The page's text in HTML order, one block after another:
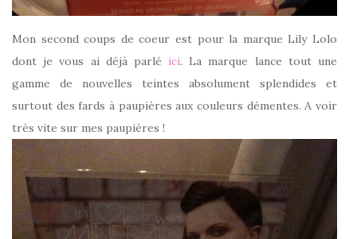
Mon second coups de coeur est pour la marque Lily Lolo
dont je vous ai déjà parlé ici. La marque lance tout une
gamme de nouvelles teintes absolument splendides et
surtout des fards à paupières aux couleurs démentes. A voir
très vite sur mes paupières !